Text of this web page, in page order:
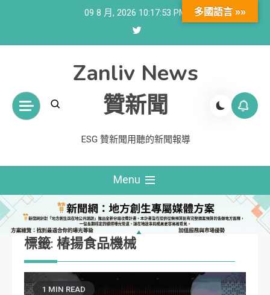
09 8 月, 2026 10:17:53 PM
Zanliv News
贊新聞
ESG 贊新聞用聽的新聞報導
Menu
標籤: 椿揚食品機械
1 MIN READ
多國語言 »»